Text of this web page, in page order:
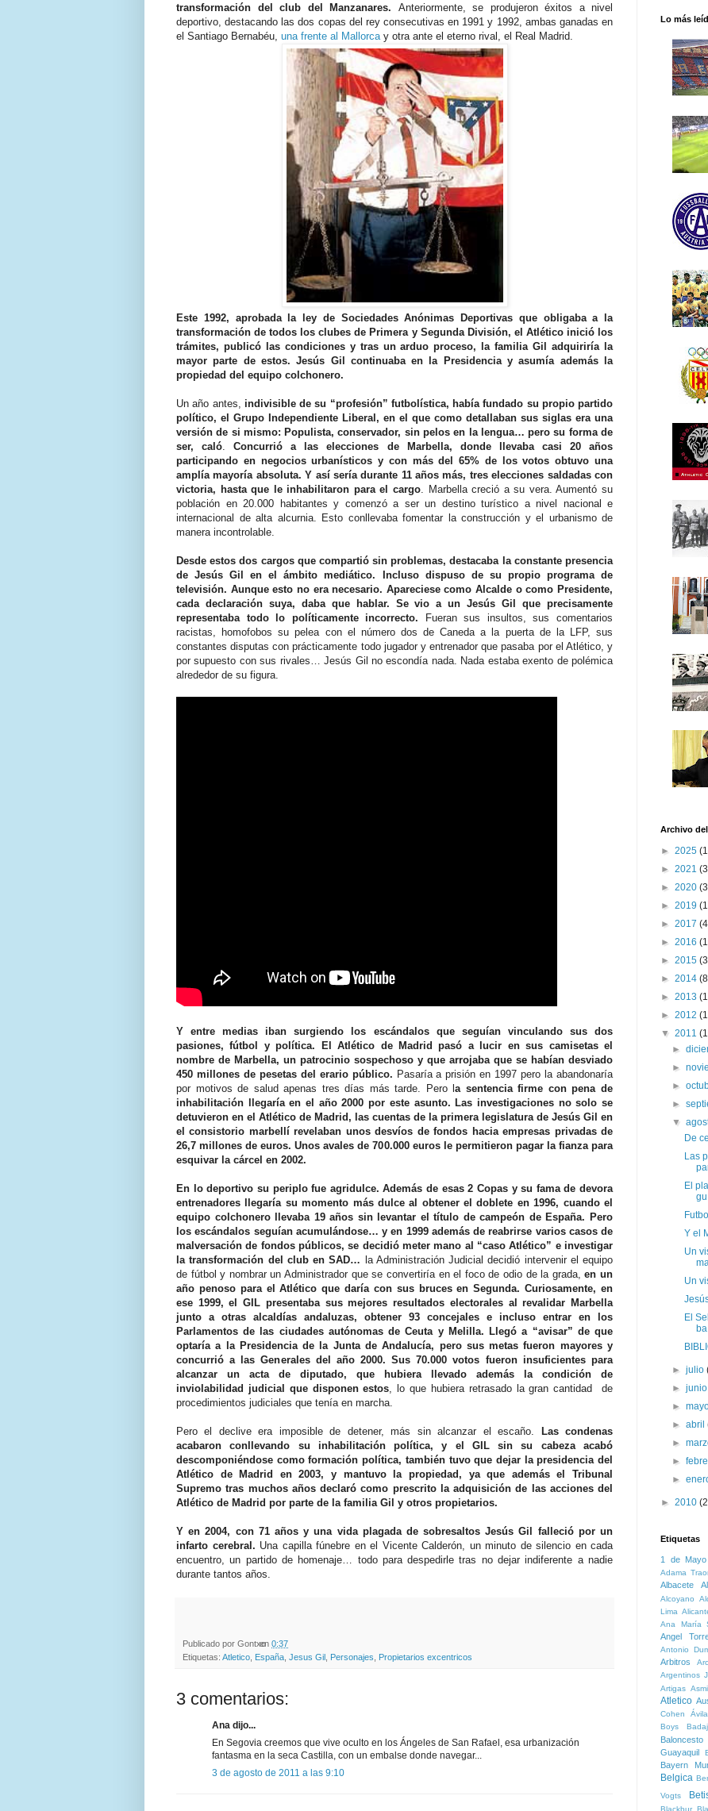
transformación del club del Manzanares. Anteriormente, se produjeron éxitos a nivel
deportivo, destacando las dos copas del rey consecutivas en 1991 y 1992, ambas ganadas en
el Santiago Bernabéu, una frente al Mallorca y otra ante el eterno rival, el Real Madrid.
Este 1992, aprobada la ley de Sociedades Anónimas Deportivas que obligaba a la
transformación de todos los clubes de Primera y Segunda División, el Atlético inició los
trámites, publicó las condiciones y tras un arduo proceso, la familia Gil adquiriría la
mayor parte de estos. Jesús Gil continuaba en la Presidencia y asumía además la
propiedad del equipo colchonero.
Un año antes,
indivisible de su “profesión” futbolística, había fundado su propio partido
político, el Grupo Independiente Liberal, en el que como detallaban sus siglas era una
versión de si mismo: Populista, conservador, sin pelos en la lengua… pero su forma de
ser, caló .Concurrió a las elecciones de Marbella, donde llevaba casi 20 años
participando en negocios urbanísticos y con más del 65% de los votos obtuvo una
amplía mayoría absoluta. Y así sería durante 11 años más, tres elecciones saldadas con
victoria, hasta que le inhabilitaron para el cargo . Marbella creció a su vera. Aumentó su
población en 20.000 habitantes y comenzó a ser un destino turístico a nivel nacional e
internacional de alta alcurnia. Esto conllevaba fomentar la construcción y el urbanismo de
manera incontrolable.
Desde estos dos cargos que compartió sin problemas, destacaba la constante presencia
de Jesús Gil en el ámbito mediático. Incluso dispuso de su propio programa de
televisión. Aunque esto no era necesario. Apareciese como Alcalde o como Presidente,
cada declaración suya, daba que hablar. Se vio a un Jesús Gil que precisamente
representaba todo lo políticamente incorrecto. Fueran sus insultos, sus comentarios
racistas, homofobos su pelea con el número dos de Caneda a la puerta de la LFP, sus
constantes disputas con prácticamente todo jugador y entrenador que pasaba por el Atlético, y
por supuesto con sus rivales… Jesús Gil no escondía nada. Nada estaba exento de polémica
alrededor de su figura.
Y entre medias iban surgiendo los escándalos que seguían vinculando sus dos
pasiones, fútbol y política. El Atlético de Madrid pasó a lucir en sus camisetas el
nombre de Marbella, un patrocinio sospechoso y que arrojaba que se habían desviado
450 millones de pesetas del erario público. Pasaría a prisión en 1997 pero la abandonaría
por motivos de salud apenas tres días más tarde. Pero la sentencia firme con pena de
inhabilitación llegaría en el año 2000 por este asunto. Las investigaciones no solo se
detuvieron en el Atlético de Madrid, las cuentas de la primera legislatura de Jesús Gil en
el consistorio marbellí revelaban unos desvíos de fondos hacia empresas privadas de
26,7 millones de euros. Unos avales de 700.000 euros le permitieron pagar la fianza para
esquivar la cárcel en 2002.
En lo deportivo su periplo fue agridulce. Además de esas 2 Copas y su fama de devora
entrenadores llegaría su momento más dulce al obtener el doblete en 1996, cuando el
equipo colchonero llevaba 19 años sin levantar el título de campeón de España. Pero
los escándalos seguían acumulándose… y en 1999 además de reabrirse varios casos de
malversación de fondos públicos, se decidió meter mano al “caso Atlético” e investigar
la transformación del club en SAD… la Administración Judicial decidió intervenir el equipo
de fútbol y nombrar un Administrador que se convertiría en el foco de odio de la grada,en un
año penoso para el Atlético que daría con sus bruces en Segunda. Curiosamente, en
ese 1999, el GIL presentaba sus mejores resultados electorales al revalidar Marbella
junto a otras alcaldías andaluzas, obtener 93 concejales e incluso entrar en los
Parlamentos de las ciudades autónomas de Ceuta y Melilla. Llegó a “avisar” de que
optaría a la Presidencia de la Junta de Andalucía, pero sus metas fueron mayores y
concurrió a las Generales del año 2000. Sus 70.000 votos fueron insuficientes para
alcanzar un acta de diputado, que hubiera llevado además la condición de
inviolabilidad judicial que disponen estos , lo que hubiera retrasado la gran cantidad de
procedimientos judiciales que tenía en marcha.
Pero el declive era imposible de detener, más sin alcanzar el escaño. Las condenas
acabaron conllevando su inhabilitación política, y el GIL sin su cabeza acabó
descomponiéndose como formación política, también tuvo que dejar la presidencia del
Atlético de Madrid en 2003, y mantuvo la propiedad, ya que además el Tribunal
Supremo tras muchos años declaró como prescrito la adquisición de las acciones del
Atlético de Madrid por parte de la familia Gil y otros propietarios.
Y en 2004, con 71 años y una vida plagada de sobresaltos Jesús Gil falleció por un
infarto cerebral. Una capilla fúnebre en el Vicente Calderón, un minuto de silencio en cada
encuentro, un partido de homenaje… todo para despedirle tras no dejar indiferente a nadie
durante tantos años.
Publicado por Gontxoen0:37
Etiquetas: Atletico España Jesus Gil Personajes Propietarios excentricos
3 comentarios:
Ana dijo...
En Segovia creemos que vive oculto en los Ángeles de San Rafael, esa urbanización
fantasma en la seca Castilla, con un embalse donde navegar...
3 de agosto de 2011 a las 9:10
Lo más
Archivo
► 2025
► 2021
► 2020
► 2019
► 2017
► 2016
► 2015
► 2014
► 2013
► 2012
▼ 2011
►
►
►
►
▼
De
Las
El
Y el
Un
Un
El
►julio
►
►
►abril
►
►
►
► 2010
Etiquetas
1 de Mayo
Adama
Albacete
Alcoyano
Lima
Ana María
Angel
Antonio
Arbitros
Argentinos
Artigas
Atletico
Cohen
Ávila
Boys
Baloncesto
Guayaquil
Bayern
Belgica
Vogts
Blackbur